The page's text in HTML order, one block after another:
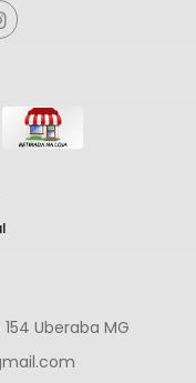
Uberaba MG